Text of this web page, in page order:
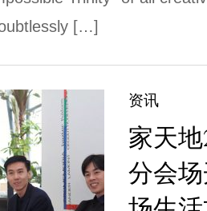
[…]
资讯
家天
分会